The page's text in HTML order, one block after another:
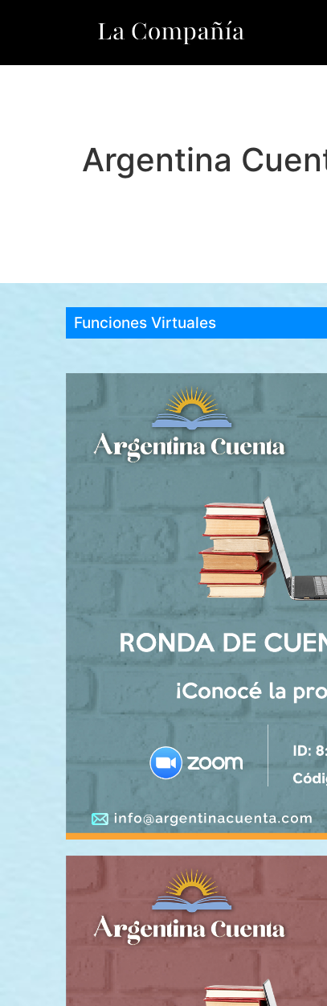
Argentina
Funciones Virtuales